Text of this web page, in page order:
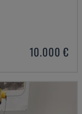
10.000 €